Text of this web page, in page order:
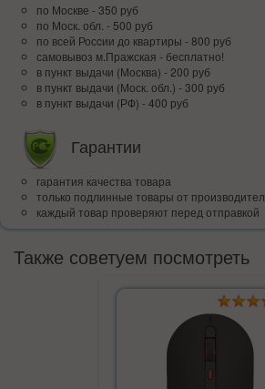
по Москве - 350 руб
по Моск. обл. - 500 руб
по всей Росcии до квартиры - 800 руб
самовывоз м.Пражская - бесплатно!
в пункт выдачи (Москва) - 200 руб
в пункт выдачи (Моск. обл.) - 300 руб
в пункт выдачи (РФ) - 400 руб
Гарантии
гарантия качества товара
только подлинные товары от
каждый товар проверяют перед отправкой
Также советуем посмотреть